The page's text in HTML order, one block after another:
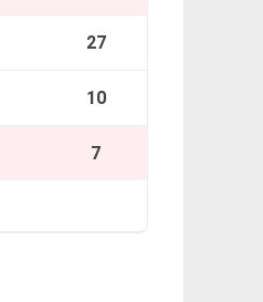
27
10
7